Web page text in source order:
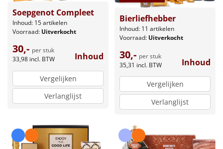
Soepgenot Compleet
Inhoud: 15 artikelen
Voorraad: Uitverkocht
30,- per stuk
33,98 incl. BTW Inhoud
Vergelijken
Verlanglijst
Bierliefhebber
Inhoud: 11 artikelen
Voorraad: Uitverkocht
30,- per stuk
35,31 incl. BTW Inhoud
Vergelijken
Verlanglijst